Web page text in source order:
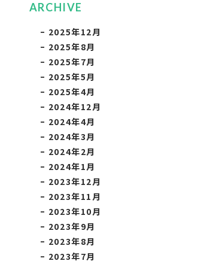
ARCHIVE
2025年12月
2025年8月
2025年7月
2025年5月
2025年4月
2024年12月
2024年4月
2024年3月
2024年2月
2024年1月
2023年12月
2023年11月
2023年10月
2023年9月
2023年8月
2023年7月